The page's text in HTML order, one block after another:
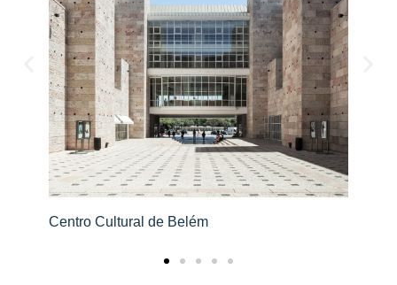
Centro Cultural de Belém